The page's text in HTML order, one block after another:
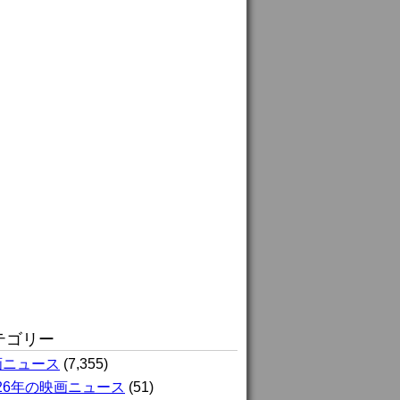
ゴリー
ュース (7,355)
年の映画ニュース (51)